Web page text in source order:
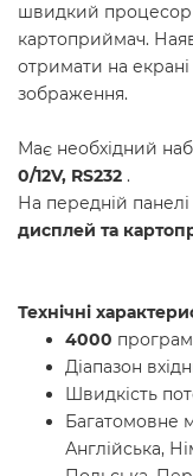
швидкий процесор
картоприймач.
отримати на
зображення.
Має необхідний
0/12V, RS232 .
На передній
дисплей та
Технічні
4000
Діапазон
Швидкість
Багатомовне
Англійська,